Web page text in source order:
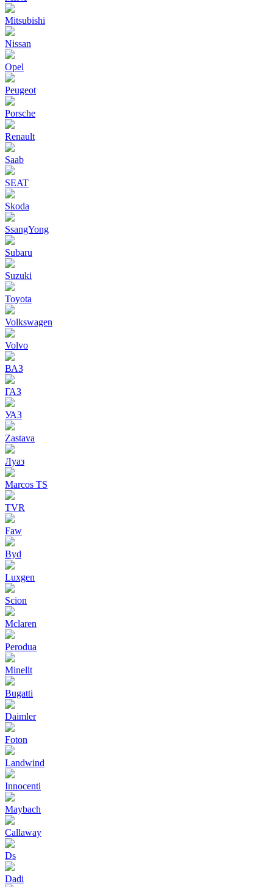
Mitsubishi
Nissan
Opel
Peugeot
Porsche
Renault
Saab
SEAT
Skoda
SsangYong
Subaru
Suzuki
Toyota
Volkswagen
Volvo
ВАЗ
ГАЗ
УАЗ
Zastava
Луаз
Marcos TS
TVR
Faw
Byd
Luxgen
Scion
Mclaren
Perodua
Minellt
Bugatti
Daimler
Foton
Landwind
Innocenti
Maybach
Callaway
Ds
Dadi